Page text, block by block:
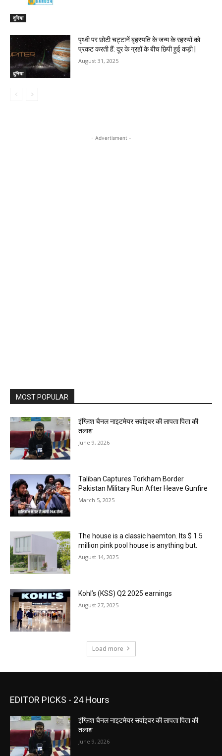
दुनिया
दुनिया
पृथ्वी पर छोटी चट्टानें बृहस्पति के जन्म के रहस्यों को
प्रकट करती हैं: दूर के ग्रहों के बीच छिपी हुई कड़ी |
August 31, 2025
- Advertisment -
MOST POPULAR
इंग्लिश चैनल नाइटमेयर सर्वाइवर की लापता पिता की
तलाश
June 9, 2026
Taliban Captures Torkham Border
Pakistan Military Run After Heave Gunfire
March 5, 2025
The house is a classic haemton. Its $ 1.5
million pink pool house is anything but.
August 14, 2025
Kohl’s (KSS) Q2 2025 earnings
August 27, 2025
Load more
EDITOR PICKS - 24 Hours
इंग्लिश चैनल नाइटमेयर सर्वाइवर की लापता पिता की
तलाश
June 9, 2026